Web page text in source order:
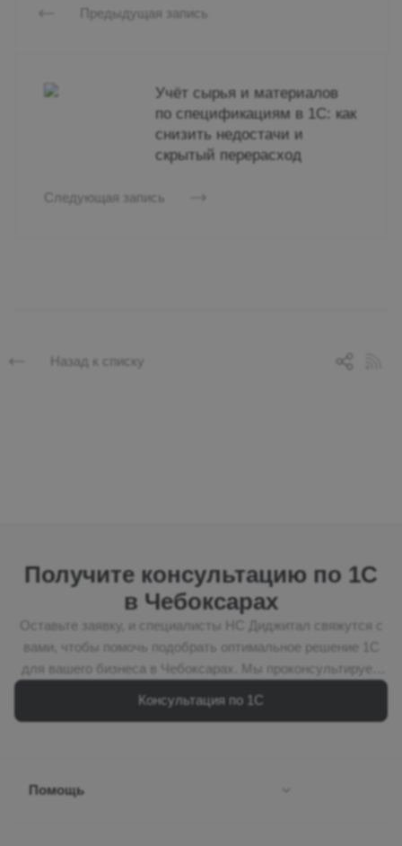
Предыдущая запись
Учёт сырья и материалов
по спецификациям в 1С: как
снизить недостачи и
скрытый перерасход
Следующая запись
Назад к списку
Получите консультацию по 1С
в Чебоксарах
Оставьте заявку, и специалисты НС Диджитал свяжутся с
вами, чтобы помочь подобрать оптимальное решение 1С
для вашего бизнеса в Чебоксарах. Мы проконсультируем
лицензию, рассчитаем стоимость внедрения и предложим
высокого уровня по внедрению, настройке и
Консультация по 1С
Помощь